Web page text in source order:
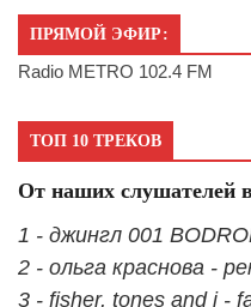
ПРЯМОЙ ЭФИР:
Radio METRO 102.4 FM
ТОП 10 ТРЕКОВ
От наших слушателей
1 - джингл 001
2 - ольга краснова -
3 - fisher, tones and i -